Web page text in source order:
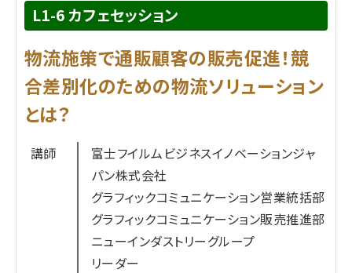
ゾンジャパン社のような先行投資はしづらいのでは
ないでしょうか。グッドマンジャパンとギークプラス
は、EC事業の成長を支える、初期費用無料の自動化
サービスをリリースしました。本講演では同サービ
スを利用したお客様の成功事例や、在庫の最適配置
をサポートする新サービスについてお話しします。
プロフィール
グッドマンジャパン株式会社
氏
物流に特化した土地の取得、テナント誘致等に約20
年従事する。東京都出身。
L1-6 カフェセッション
物流施策で通販顧客の販売促進！競
合差別化のための物流ソリューション
とは？
講師
富士フイルムビジネスイノベーションジャ
パン株式会社
グラフィックコミュニケーション営業統括部
グラフィックコミュニケーション販売推進部
ニューインダストリーグループ
リーダー